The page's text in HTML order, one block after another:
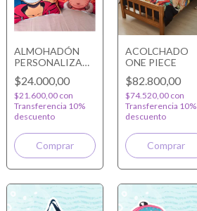
ALMOHADÓN
PERSONALIZADO
TROPICAL
$24.000,00
$21.600,00 con
Transferencia 10%
descuento
Comprar
ACOLCHADO
ONE PIECE
$82.800,00
$74.520,00 con
Transferencia 10%
descuento